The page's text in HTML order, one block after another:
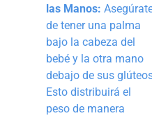
las Manos:
de tener una palma
bajo la cabeza del
bebé y la otra mano
debajo de sus
Esto distribuirá el
peso de manera